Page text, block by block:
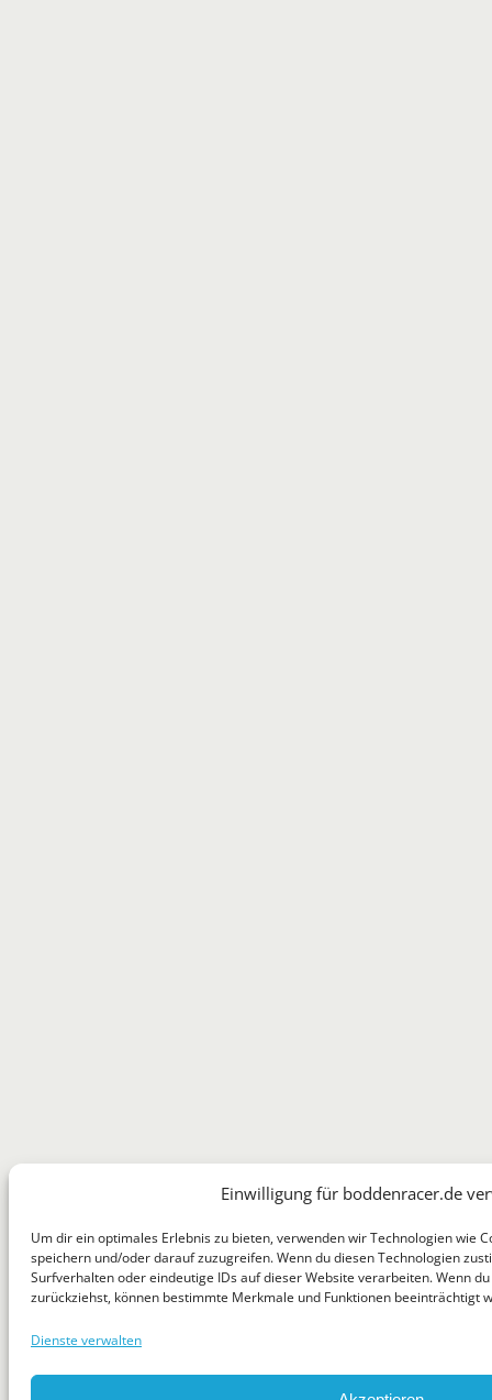
Einwilligung für boddenracer.de
Um dir ein optimales Erlebnis zu bieten, verwenden wir Technologien wie
speichern und/oder darauf zuzugreifen. Wenn du diesen Technologien
Surfverhalten oder eindeutige IDs auf dieser Website verarbeiten. Wenn
zurückziehst, können bestimmte Merkmale und Funktionen beeinträchtigt
Dienste verwalten